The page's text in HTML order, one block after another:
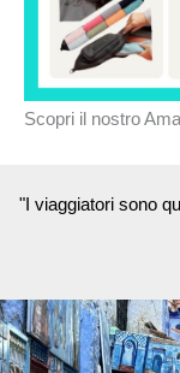
Scopri il nostro
"I viaggiatori sono